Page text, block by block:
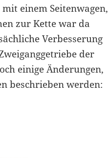
einem Seitenwagen,
zur Kette war da
Verbesserung
der
einige Änderungen,
beschrieben werden: